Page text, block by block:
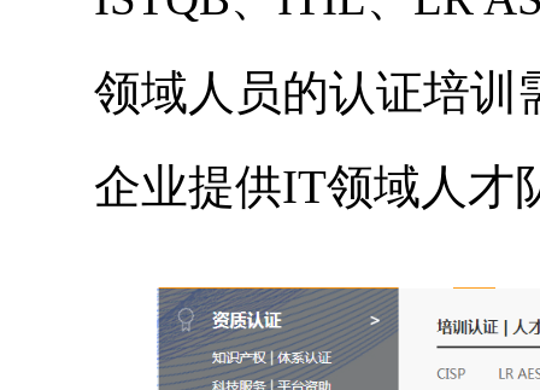
领域人员的认证培训
企业提供IT领域人才